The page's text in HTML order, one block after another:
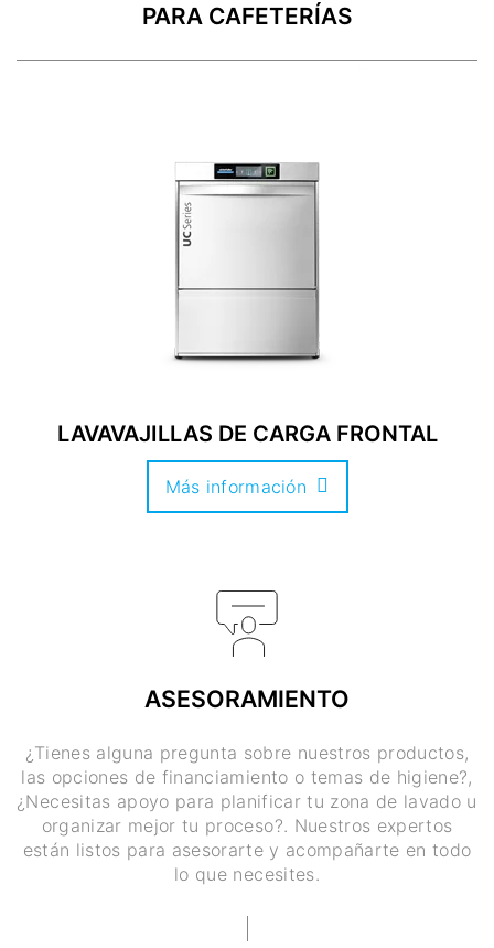
PARA CAFETERÍAS
LAVAVAJILLAS DE CARGA FRONTAL
Más información
ASESORAMIENTO
¿Tienes alguna pregunta sobre nuestros productos,
las opciones de financiamiento o temas de higiene?,
¿Necesitas apoyo para planificar tu zona de lavado u
organizar mejor tu proceso?. Nuestros expertos
están listos para asesorarte y acompañarte en todo
lo que necesites.